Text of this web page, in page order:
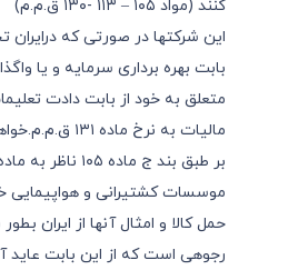
کنند (مواد ١٠٥ – ١١٣ -١٣٠ ق.م.م)
این شرکتها در صورتی که درایران
بابت بهره برداری سرمایه و یا
متعلق به خود از بابت دادت
مالیات به نرخ ماده ١٣١ ق.م.م.خواهند بود (ماده ١٠٥ ق.م.م)
موسسات کشتیرانی و هواپیمایی
رجوهی است که از این بابت عاید